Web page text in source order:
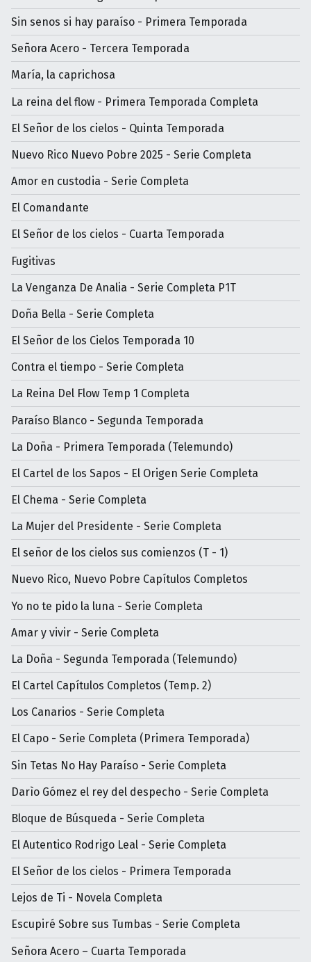
Sin senos si hay paraíso - Primera Temporada
Señora Acero - Tercera Temporada
María, la caprichosa
La reina del flow - Primera Temporada Completa
El Señor de los cielos - Quinta Temporada
Nuevo Rico Nuevo Pobre 2025 - Serie Completa
Amor en custodia - Serie Completa
El Comandante
El Señor de los cielos - Cuarta Temporada
Fugitivas
La Venganza De Analia - Serie Completa P1T
Doña Bella - Serie Completa
El Señor de los Cielos Temporada 10
Contra el tiempo - Serie Completa
La Reina Del Flow Temp 1 Completa
Paraíso Blanco - Segunda Temporada
La Doña - Primera Temporada (Telemundo)
El Cartel de los Sapos - El Origen Serie Completa
El Chema - Serie Completa
La Mujer del Presidente - Serie Completa
El señor de los cielos sus comienzos (T - 1)
Nuevo Rico, Nuevo Pobre Capítulos Completos
Yo no te pido la luna - Serie Completa
Amar y vivir - Serie Completa
La Doña - Segunda Temporada (Telemundo)
El Cartel Capítulos Completos (Temp. 2)
Los Canarios - Serie Completa
El Capo - Serie Completa (Primera Temporada)
Sin Tetas No Hay Paraíso - Serie Completa
Darìo Gómez el rey del despecho - Serie Completa
Bloque de Búsqueda - Serie Completa
El Autentico Rodrigo Leal - Serie Completa
El Señor de los cielos - Primera Temporada
Lejos de Ti - Novela Completa
Escupiré Sobre sus Tumbas - Serie Completa
Señora Acero – Cuarta Temporada